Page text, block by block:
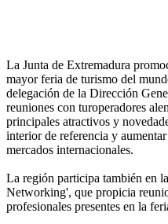
La Junta de Extremadura
mayor feria de turismo del
delegación de la Dirección
reuniones con turoperadores
principales atractivos y
interior de referencia y
mercados internacionales.
La región participa también en
Networking', que propicia
profesionales presentes en la